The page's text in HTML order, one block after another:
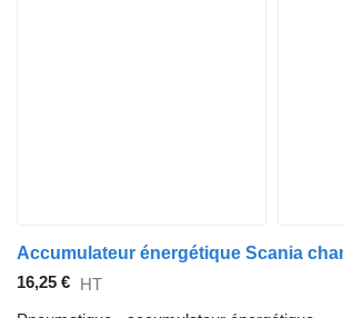
16,25 € HT